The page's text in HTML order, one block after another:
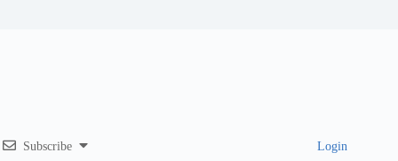
Subscribe Login